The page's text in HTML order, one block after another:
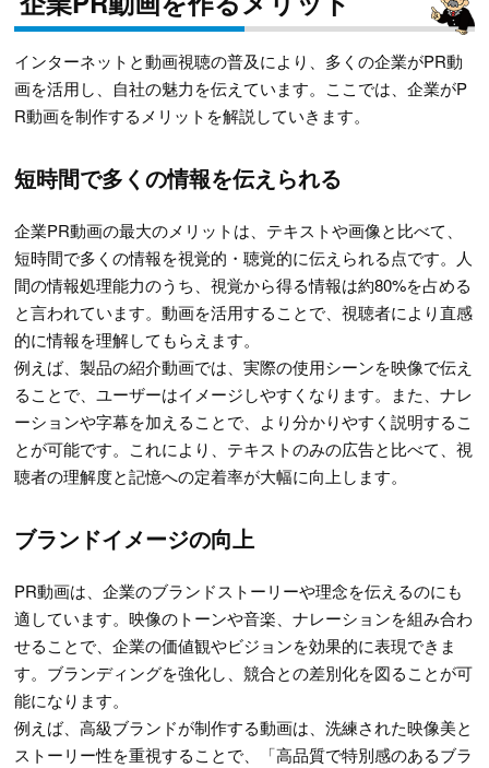
インターネットと動画視聴の普及により、多くの企業がPR動
画を活用し、自社の魅力を伝えています。ここでは、企業がP
R動画を制作するメリットを解説していきます。
短時間で多くの情報を伝えられる
企業PR動画の最大のメリットは、テキストや画像と比べて、
短時間で多くの情報を視覚的・聴覚的に伝えられる点です。人
間の情報処理能力のうち、視覚から得る情報は約80%を占める
と言われています。動画を活用することで、視聴者により直感
的に情報を理解してもらえます。
例えば、製品の紹介動画では、実際の使用シーンを映像で伝え
ることで、ユーザーはイメージしやすくなります。また、ナレ
ーションや字幕を加えることで、より分かりやすく説明するこ
とが可能です。これにより、テキストのみの広告と比べて、視
聴者の理解度と記憶への定着率が大幅に向上します。
ブランドイメージの向上
PR動画は、企業のブランドストーリーや理念を伝えるのにも
適しています。映像のトーンや音楽、ナレーションを組み合わ
せることで、企業の価値観やビジョンを効果的に表現できま
す。ブランディングを強化し、競合との差別化を図ることが可
能になります。
例えば、高級ブランドが制作する動画は、洗練された映像美と
ストーリー性を重視することで、「高品質で特別感のあるブラ